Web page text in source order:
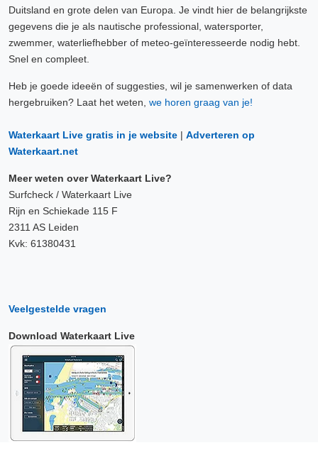
Duitsland en grote delen van Europa. Je vindt hier de belangrijkste
gegevens die je als nautische professional, watersporter,
zwemmer, waterliefhebber of meteo-geïnteresseerde nodig hebt.
Snel en compleet.
Heb je goede ideeën of suggesties, wil je samenwerken of data
hergebruiken? Laat het weten, we horen graag van je!
Waterkaart Live gratis in je website | Adverteren op
Waterkaart.net
Meer weten over Waterkaart Live?
Surfcheck / Waterkaart Live
Rijn en Schiekade 115 F
2311 AS Leiden
Kvk: 61380431
Veelgestelde vragen
Download Waterkaart Live